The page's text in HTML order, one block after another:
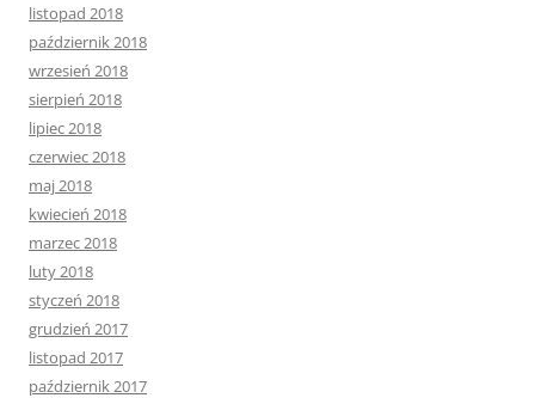
listopad 2018
październik 2018
wrzesień 2018
sierpień 2018
lipiec 2018
czerwiec 2018
maj 2018
kwiecień 2018
marzec 2018
luty 2018
styczeń 2018
grudzień 2017
listopad 2017
październik 2017